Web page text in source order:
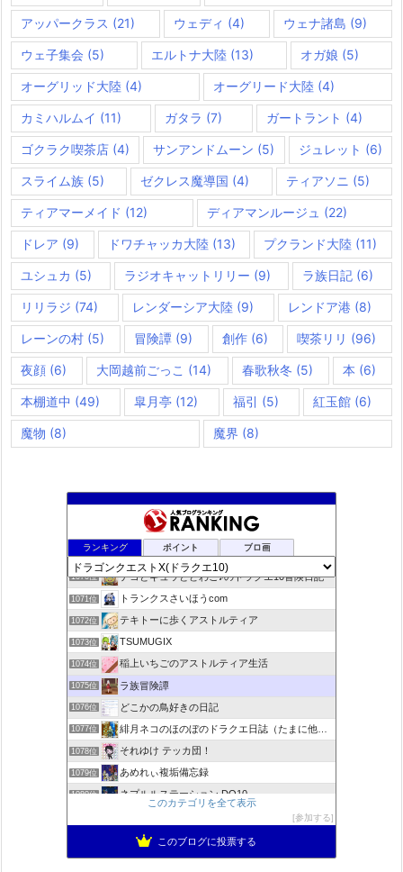
アッパークラス (21) ウェディ (4) ウェナ諸島 (9)
ウェ子集会 (5) エルトナ大陸 (13) オガ娘 (5)
オーグリッド大陸 (4) オーグリード大陸 (4)
カミハルムイ (11) ガタラ (7) ガートラント (4)
ゴクラク喫茶店 (4) サンアンドムーン (5) ジュレット (6)
スライム族 (5) ゼクレス魔導国 (4) ティアソニ (5)
ティアマーメイド (12) ディアマンルージュ (22)
ドレア (9) ドワチャッカ大陸(13) プクランド大陸 (11)
ユシュカ (5) ラジオキャットリリー (9) ラ族日記 (6)
リリラジ (74) レンダーシア大陸 (9) レンドア港 (8)
レーンの村 (5) 冒険譚(9) 創作(6) 喫茶リリ (96)
夜顔 (6) 大岡越前ごっこ (14) 春歌秋冬 (5) 本 (6)
本棚道中 (49) 皐月亭 (12) 福引 (5) 紅玉館(6)
魔物 (8) 魔界 (8)
ランキング ポイント ブロ画
咲くやこのはな
1069位 ドラクエ10ラウラの日常とチーム運営ブログ
1070位 デコとギュッとどわこ♪のドラクエ10冒険日記
1071位 トランクスさいほうcom
1072位 テキトーに歩くアストルティア
1073位 TSUMUGIX
1074位 稲上いちごのアストルティア生活
1075位 ラ族冒険譚
1076位 どこかの鳥好きの日記
1077位 緋月ネコのほのぼのドラクエ日誌（たまに他のことも書いてます)
1078位 それゆけ テッカ団！
1079位 あめれぃ複垢備忘録
1080位 ネプルルステーション DQ10
アリアドネからのお便り『Aria de nouvelles』
ぽんこつゲーマーのひみつきち
このカテゴリを全て表示
参加する
このブログに投票する